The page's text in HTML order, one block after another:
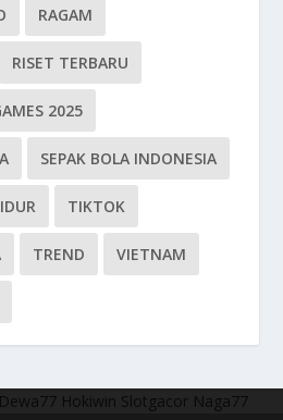
RAGAM
RISET TERBARU
2025
SEPAK BOLA INDONESIA
TIKTOK
TREND VIETNAM
Dewa77 Hokiwin Slotgacor Naga77